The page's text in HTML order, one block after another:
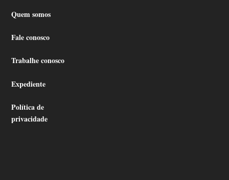
Quem somos
Fale conosco
Trabalhe conosco
Expediente
Política de
privacidade